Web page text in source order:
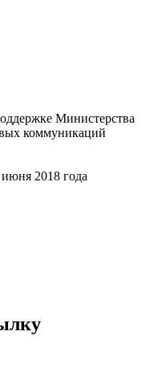
Министерства
коммуникаций
2018 года